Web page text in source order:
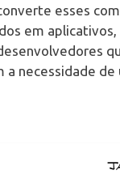
esses
em
necessidade de